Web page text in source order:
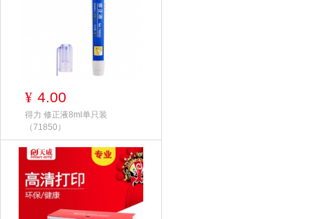
¥ 4.00
得力 修正液8ml单只装
（71850）